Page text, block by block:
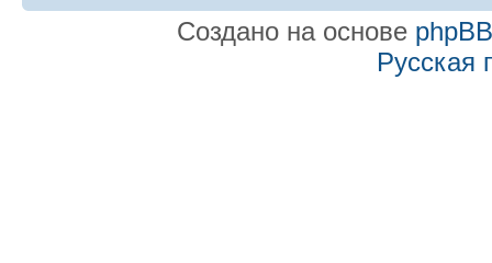
Создано на основе phpBB
Русская